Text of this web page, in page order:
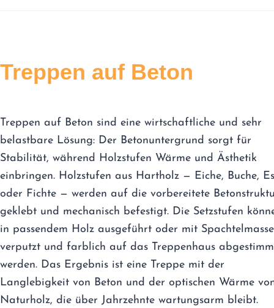
Treppen auf Beton
Treppen auf Beton sind eine wirtschaftliche und sehr
belastbare Lösung: Der Betonuntergrund sorgt für
Stabilität, während Holzstufen Wärme und Ästhetik
einbringen. Holzstufen aus Hartholz — Eiche, Buche,
oder Fichte — werden auf die vorbereitete
geklebt und mechanisch befestigt. Die Setzstufen
in passendem Holz ausgeführt oder mit Spachtelmasse
verputzt und farblich auf das Treppenhaus
werden. Das Ergebnis ist eine Treppe mit der
Langlebigkeit von Beton und der optischen Wärme
Naturholz, die über Jahrzehnte wartungsarm bleibt.